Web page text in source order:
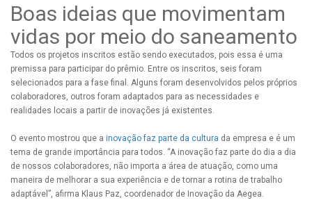
Boas ideias que movimentam
vidas por meio do saneamento
Todos os projetos inscritos estão sendo executados, pois essa é uma
premissa para participar do prêmio. Entre os inscritos, seis foram
selecionados para a fase final. Alguns foram desenvolvidos pelos próprios
colaboradores, outros foram adaptados para as necessidades e
realidades locais a partir de inovações já existentes.
O evento mostrou que a inovação faz parte da cultura da empresa e é um
tema de grande importância para todos. “A inovação faz parte do dia a dia
de nossos colaboradores, não importa a área de atuação, como uma
maneira de melhorar a sua experiência e de tornar a rotina de trabalho
adaptável”, afirma Klaus Paz, coordenador de Inovação da Aegea.